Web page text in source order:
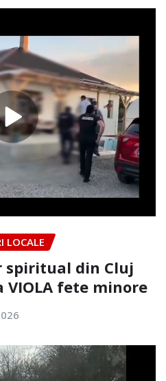
LOCALE
spiritual din Cluj
fete minore